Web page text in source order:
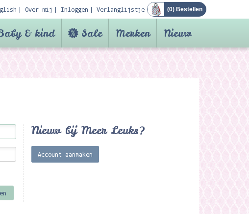
Over mij Inloggen Verlanglijstje (0) Bestellen
& kind Sale Merken Nieuw
Nieuw bij Meer Leuks?
Account aanmaken